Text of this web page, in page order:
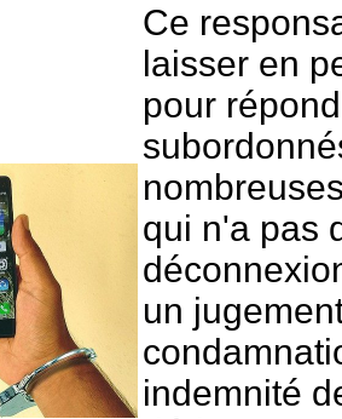
Ce
laisser en
pour
qui n'a pas
un
indemnité